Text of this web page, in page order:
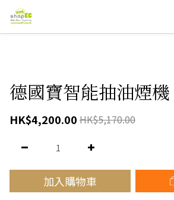
德國寶智能抽油煙機
HK$4,200.00 HK$5,170.00
加入購物車